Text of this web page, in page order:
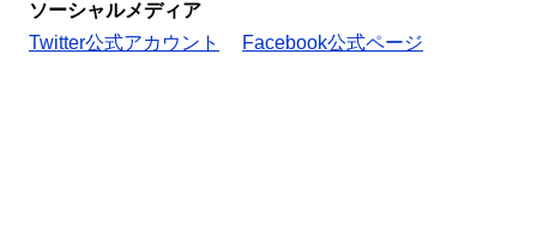
ソーシャルメディア
Twitter公式アカウント
Facebook公式ページ